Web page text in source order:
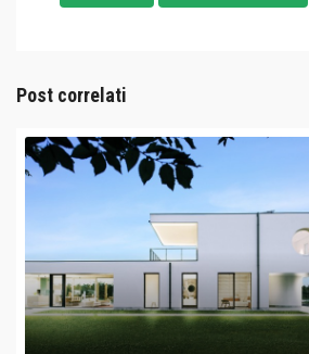
Post correlati